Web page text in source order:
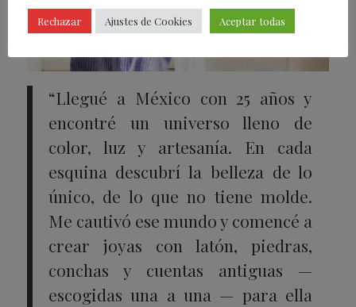
“Llegué a México con 25 años y
encontré un universo lleno de
color, luz y artesanía. En cada
esquina descubrí la belleza de lo
único, de lo que no tiene molde.
Me cautivó ese mundo y comencé a
crear joyas con latón, piedras,
conchas y cuentas antiguas —
escogidas una a una — para ella
Rechazar Ajustes de Cookies Aceptar todas